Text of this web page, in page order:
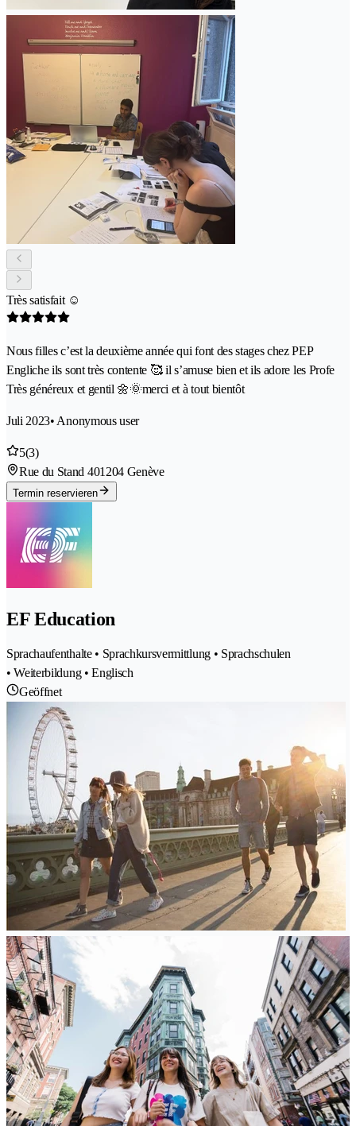
Très satisfait ☺️
Nous filles c’est la deuxième année qui font des stages chez PEP
Engliche ils sont très contente 🥰 il s’amuse bien et ils adore les Profe
Très généreux et gentil 🌼🌞merci et à tout bientôt
Juli 2023• Anonymous user
5(3)
Rue du Stand 401204 Genève
Termin reservieren
EF Education
Sprachaufenthalte • Sprachkursvermittlung • Sprachschulen
• Weiterbildung • Englisch
Geöffnet